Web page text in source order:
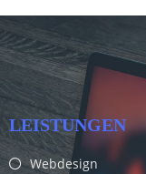
LEISTUNGEN
Webdesign